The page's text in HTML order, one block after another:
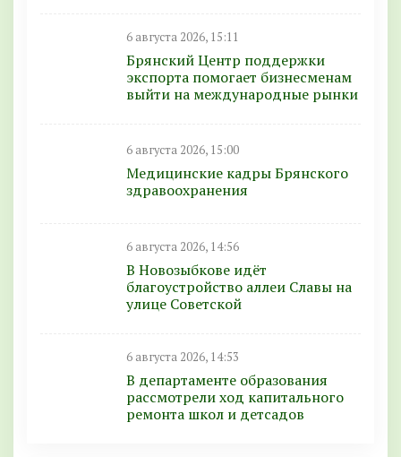
6 августа 2026, 15:11
Брянский Центр поддержки
экспорта помогает бизнесменам
выйти на международные рынки
6 августа 2026, 15:00
Медицинские кадры Брянского
здравоохранения
6 августа 2026, 14:56
В Новозыбкове идёт
благоустройство аллеи Славы на
улице Советской
6 августа 2026, 14:53
В департаменте образования
рассмотрели ход капитального
ремонта школ и детсадов